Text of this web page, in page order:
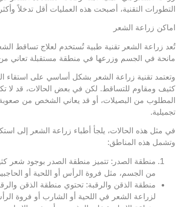
التطورات التقنية، أصبحت هذه العمليات أقل تدخلاً
اماكن زراعة الشعر
تُعد زراعة الشعر تقنية طبية تُستخدم لعلاج تساقط
مانحة في الجسم وزرعها في منطقة مستقبلة تعاني
وتعتمد تقنية زراعة الشعر بشكل أساسي على استقاء
كثيف ومقاوم للتساقط. لكن في بعض الحالات، قد لا
المطلوب من البصيلات، أو قد يعاني الشخص من
تجميلية.
في مثل هذه الحالات، يلجأ أطباء زراعة الشعر إلى
وتشمل هذه المناطق:
منطقة الصدر: تتميز منطقة الصدر بوجود شعر
من الجسم، مثل فروة الرأس أو اللحية أو
منطقة الذقن والرقبة: تحتوي منطقة الذقن
لزراعة الشعر في اللحية أو الشارب أو فروة